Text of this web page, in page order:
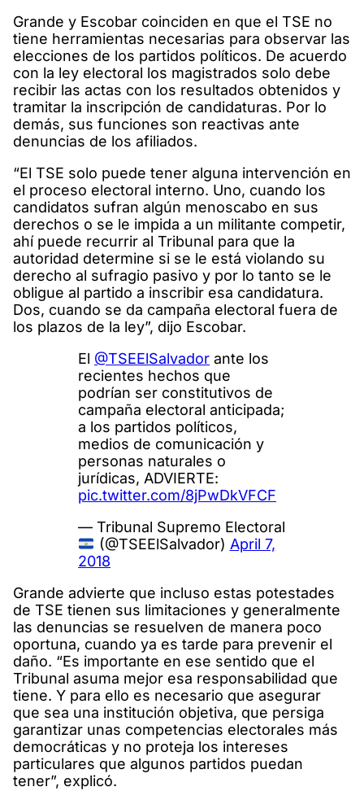
Grande y Escobar coinciden en que el TSE no
tiene herramientas necesarias para observar las
elecciones de los partidos políticos. De acuerdo
con la ley electoral los magistrados solo debe
recibir las actas con los resultados obtenidos y
tramitar la inscripción de candidaturas. Por lo
demás, sus funciones son reactivas ante
denuncias de los afiliados.
“El TSE solo puede tener alguna intervención en
el proceso electoral interno. Uno, cuando los
candidatos sufran algún menoscabo en sus
derechos o se le impida a un militante competir,
ahí puede recurrir al Tribunal para que la
autoridad determine si se le está violando su
derecho al sufragio pasivo y por lo tanto se le
obligue al partido a inscribir esa candidatura.
Dos, cuando se da campaña electoral fuera de
los plazos de la ley”, dijo Escobar.
El @TSEElSalvador ante los
recientes hechos que
podrían ser constitutivos de
campaña electoral anticipada;
a los partidos políticos,
medios de comunicación y
personas naturales o
jurídicas, ADVIERTE:
pic.twitter.com/8jPwDkVFCF
— Tribunal Supremo Electoral
(@TSEElSalvador) April 7,
2018
Grande advierte que incluso estas potestades
de TSE tienen sus limitaciones y generalmente
las denuncias se resuelven de manera poco
oportuna, cuando ya es tarde para prevenir el
daño. “Es importante en ese sentido que el
Tribunal asuma mejor esa responsabilidad que
tiene. Y para ello es necesario que asegurar
que sea una institución objetiva, que persiga
garantizar unas competencias electorales más
democráticas y no proteja los intereses
particulares que algunos partidos puedan
tener”, explicó.